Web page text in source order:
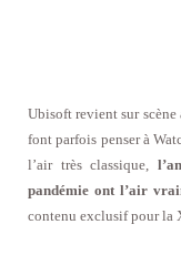
Ubisoft revient sur scène
font parfois penser à
l’air très classique,
pandémie ont l’air
contenu exclusif pour la